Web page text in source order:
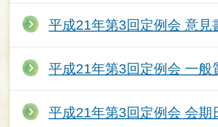
平成21年第3回定例会 意見
平成21年第3回定例会 一般
平成21年第3回定例会 会期